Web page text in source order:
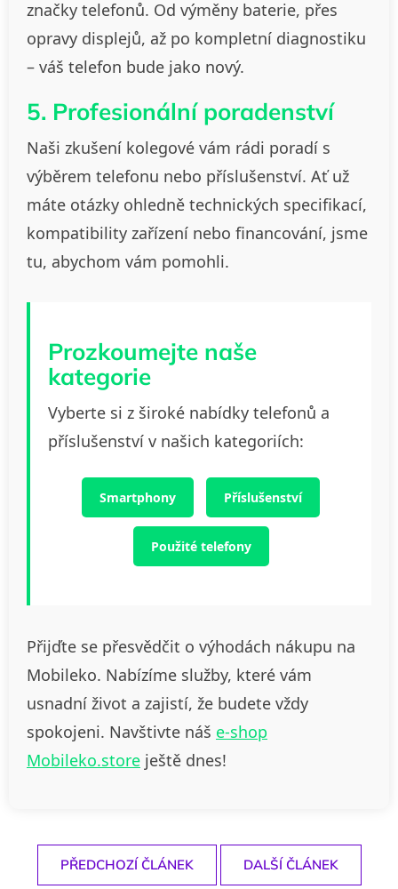
značky telefonů. Od výměny baterie, přes
opravy displejů, až po kompletní diagnostiku
– váš telefon bude jako nový.
5. Profesionální poradenství
Naši zkušení kolegové vám rádi poradí s
výběrem telefonu nebo příslušenství. Ať už
máte otázky ohledně technických specifikací,
kompatibility zařízení nebo financování, jsme
tu, abychom vám pomohli.
Prozkoumejte naše
kategorie
Vyberte si z široké nabídky telefonů a
příslušenství v našich kategoriích:
Smartphony Příslušenství
Použité telefony
Přijďte se přesvědčit o výhodách nákupu na
Mobileko. Nabízíme služby, které vám
usnadní život a zajistí, že budete vždy
spokojeni. Navštivte náš e-shop
Mobileko.store ještě dnes!
PŘEDCHOZÍ ČLÁNEK DALŠÍ ČLÁNEK